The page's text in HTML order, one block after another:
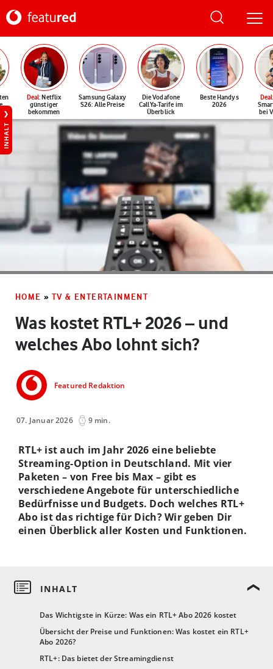
Deal: Netflix
günstiger
bekommen
Samsung Galaxy
S26: Alle Preise
Die Vodafone
CallYa-Tarife im
Überblick
Beste Handys
2026
Deal
bei
INHALT
HOME » TV & ENTERTAINMENT
Was kostet RTL+ 2026 – und
welches Abo lohnt sich?
Featured Redaktion
07. Januar 2026 9 min.
Das Wichtigste in Kürze: Was ein RTL+ Abo 2026 kostet
Übersicht der Preise und Funktionen: Was kostet ein RTL+
Abo 2026?
RTL+: Das bietet der Streamingdienst
RTL+ ist auch im Jahr 2026 eine beliebte
Streaming-Option in Deutschland. Mit vier
Paketen – von Free bis Max – gibt es
verschiedene Angebote für unterschiedliche
Bedürfnisse und Budgets. Doch welches RTL+
Abo ist das richtige für Dich? Wir geben Dir
einen Überblick aller Kosten und Funktionen.